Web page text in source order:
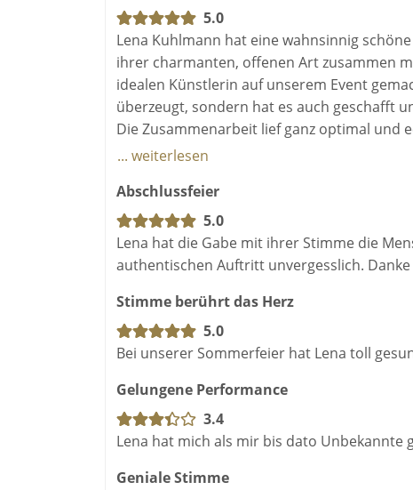
5.0
Lena Kuhlmann hat eine wahnsinnig
ihrer charmanten, offenen Art zusammen
idealen Künstlerin auf unserem Event
überzeugt, sondern hat es auch geschafft
Die Zusammenarbeit lief ganz optimal und
gekümmert.
... weiterlesen
Abschlussfeier
5.0
Lena hat die Gabe mit ihrer Stimme die
authentischen Auftritt unvergesslich.
Stimme berührt das Herz
5.0
Bei unserer Sommerfeier hat Lena toll
Gelungene Performance
3.4
Lena hat mich als mir bis dato
Geniale Stimme